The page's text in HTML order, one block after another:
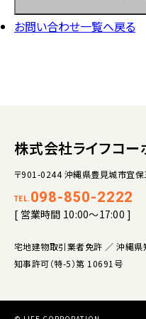
お問い合わせ一覧へ戻る
株式会社ライフコー
〒901-0244 沖縄県豊見城市宜保
TEL. 098-850-2222
[ 営業時間 10:00～17:00 ]
宅地建物取引業者免許 ／ 沖縄
知事許可（特-5）第 10691号